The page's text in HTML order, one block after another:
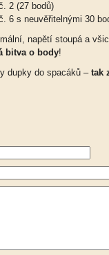
2 (27 bodů)
6 s neuvěřitelnými 30
napětí stoupá a
bitva o body!
dupky do spacáků –tak